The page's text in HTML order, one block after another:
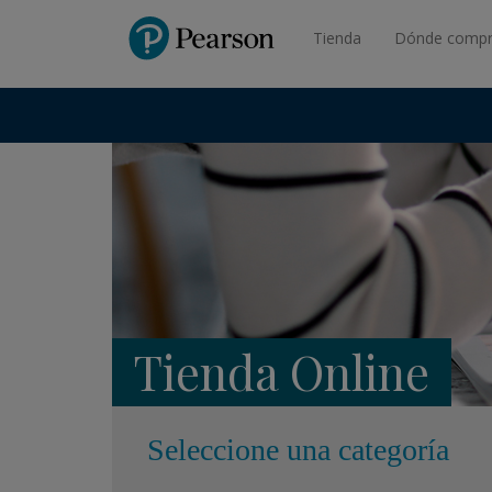
PearsonTienda Dónde
Tienda Online
Seleccione una categoría